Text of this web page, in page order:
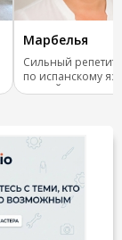
Марбелья
Сильный
по испанскому
ОНЛАЙН